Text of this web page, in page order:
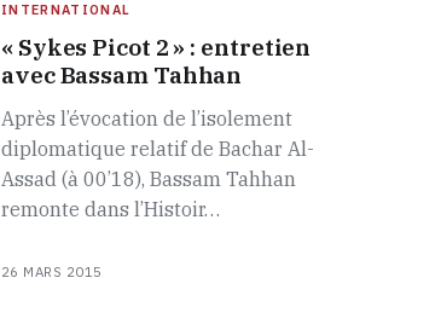
INTERNATIONAL
« Sykes Picot 2 » : entretien
avec Bassam Tahhan
Après l’évocation de l’isolement
diplomatique relatif de Bachar Al-
Assad (à 00’18), Bassam Tahhan
remonte dans l’Histoir…
26 MARS 2015